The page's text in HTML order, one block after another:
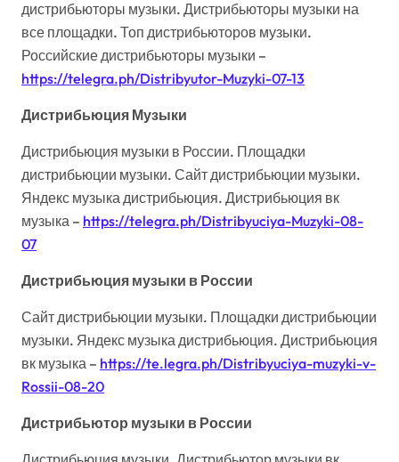
дистрибьюторы музыки. Дистрибьюторы музыки на
все площадки. Топ дистрибьюторов музыки.
Российские дистрибьюторы музыки –
https://telegra.ph/Distribyutor-Muzyki-07-13
Дистрибьюция Музыки
Дистрибьюция музыки в России. Площадки
дистрибьюции музыки. Сайт дистрибьюции музыки.
Яндекс музыка дистрибьюция. Дистрибьюция вк
музыка – https://telegra.ph/Distribyuciya-Muzyki-08-
07
Дистрибьюция музыки в России
Сайт дистрибьюции музыки. Площадки дистрибьюции
музыки. Яндекс музыка дистрибьюция. Дистрибьюция
вк музыка – https://te.legra.ph/Distribyuciya-muzyki-v-
Rossii-08-20
Дистрибьютор музыки в России